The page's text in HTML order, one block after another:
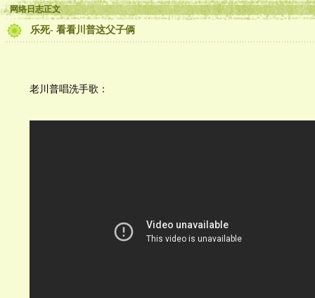
网络日志正文
乐死- 看看川普这父子俩
老川普唱洗手歌：